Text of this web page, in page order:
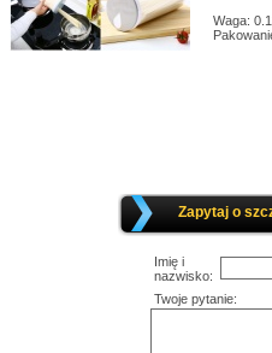
Waga:
Zapytaj o
Imię i
nazwisko:
Twoje pytanie: